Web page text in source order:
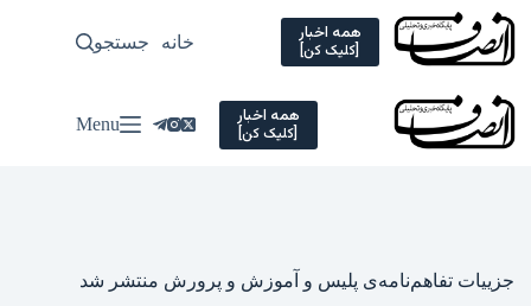
Skip
content
همه اخبار
[کلیک کن] خانه سیاسی
جستجو
همه اخبار
[کلیک کن] Menu
جزییات تفاهم‌نامه‌ی پلیس و آموزش و پرورش منتشر شد